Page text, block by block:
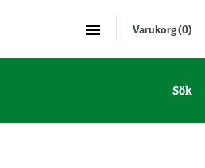
Varukorg (0)
Sök